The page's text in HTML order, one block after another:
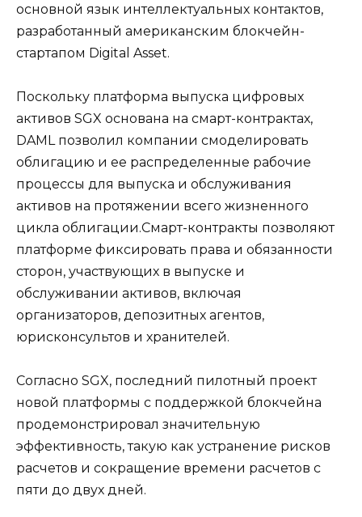
основной язык интеллектуальных контактов,
разработанный американским блокчейн-
стартапом Digital Asset.
Поскольку платформа выпуска цифровых
активов SGX основана на смарт-контрактах,
DAML позволил компании смоделировать
облигацию и ее распределенные рабочие
процессы для выпуска и обслуживания
активов на протяжении всего жизненного
цикла облигации.Смарт-контракты позволяют
платформе фиксировать права и обязанности
сторон, участвующих в выпуске и
обслуживании активов, включая
организаторов, депозитных агентов,
юрисконсультов и хранителей.
Согласно SGX, последний пилотный проект
новой платформы с поддержкой блокчейна
продемонстрировал значительную
эффективность, такую ​​как устранение рисков
расчетов и сокращение времени расчетов с
пяти до двух дней.